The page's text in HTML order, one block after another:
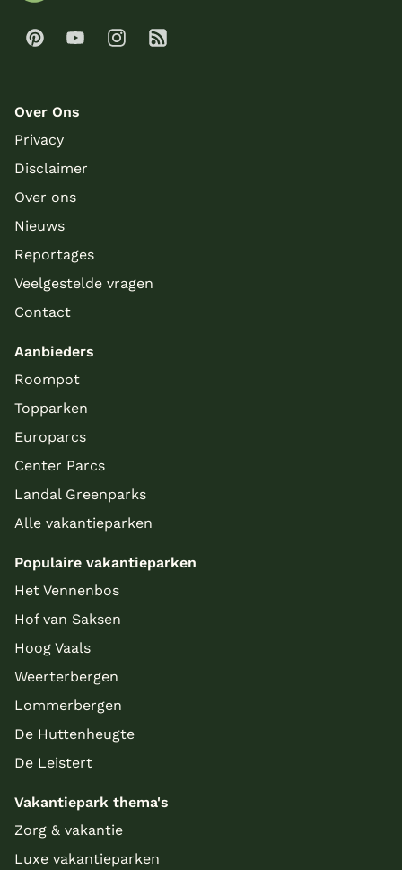
Over Ons
Privacy
Disclaimer
Over ons
Nieuws
Reportages
Veelgestelde vragen
Contact
Aanbieders
Roompot
Topparken
Europarcs
Center Parcs
Landal Greenparks
Alle vakantieparken
Populaire vakantieparken
Het Vennenbos
Hof van Saksen
Hoog Vaals
Weerterbergen
Lommerbergen
De Huttenheugte
De Leistert
Vakantiepark thema's
Zorg & vakantie
Luxe vakantieparken